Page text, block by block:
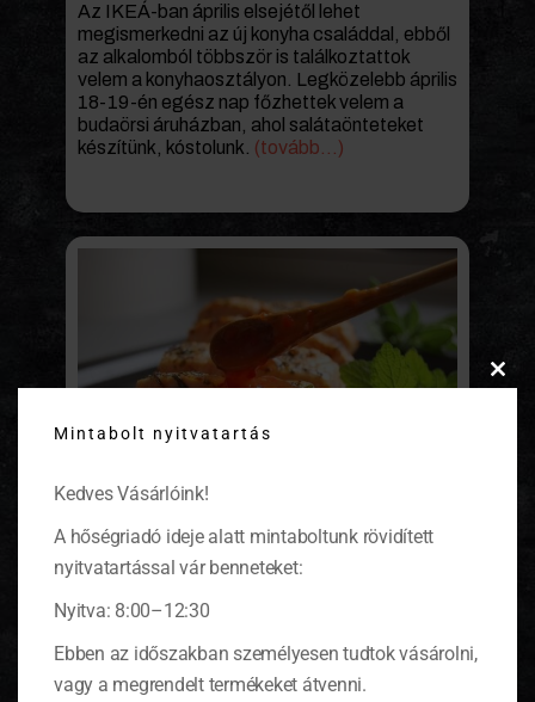
Az IKEÁ-ban április elsejétől lehet
megismerkedni az új konyha családdal, ebből
az alkalomból többször is találkoztattok
velem a konyhaosztályon. Legközelebb április
18-19-én egész nap főzhettek velem a
budaörsi áruházban, ahol salátaönteteket
készítünk, kóstolunk. (tovább…)
Pompás halakat készítünk
Legközelebb november 2-3-án lesz
látványfőzés a budaörsi IKEA áruházban.
Már ott is folynak az ünnepi előkészületek, így
mi is gondolunk már a karácsonyi ételekre.
Mintabolt nyitvatartás
Kedves Vásárlóink!
A hőségriadó ideje alatt mintaboltunk rövidített
nyitvatartással vár benneteket:
Nyitva: 8:00–12:30
Ebben az időszakban személyesen tudtok vásárolni,
vagy a megrendelt termékeket átvenni.